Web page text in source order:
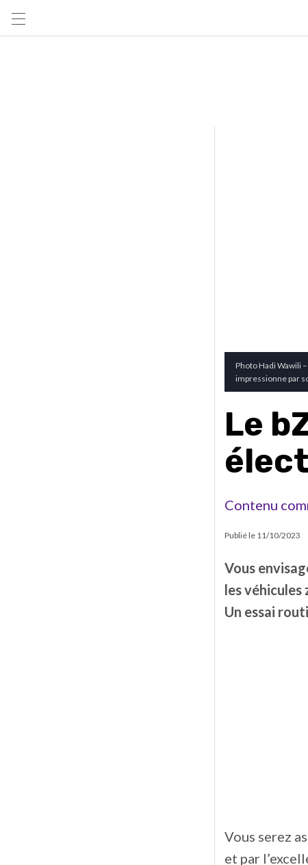
Photo Hadi Wawili
impressionne par
Le
Contenu
Publié le 11/10/2023
Vous
les véhicules
Un essai
Vous serez
et par